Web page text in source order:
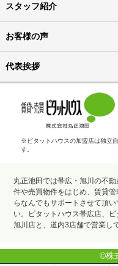
スタッフ紹介
お客様の声
代表挨拶
※ピタットハウスの加盟店は独立
す。
丸正池田では帯広・旭川の不
件や売買物件をはじめ、賃貸
らなんでもサポートさせて頂
い。ピタットハウス帯広店、
旭川店と、道内3店舗で営業し
©株